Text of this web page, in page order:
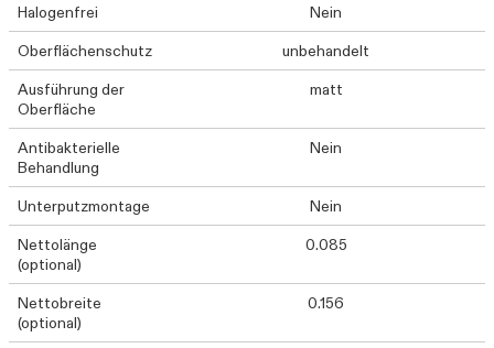
Halogenfrei
Nein
Oberflächenschutz
unbehandelt
Ausführung der
Oberfläche
matt
Antibakterielle
Behandlung
Nein
Unterputzmontage
Nein
Nettolänge
(optional)
0.085
Nettobreite
(optional)
0.156